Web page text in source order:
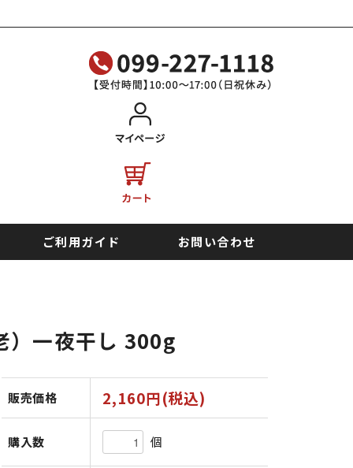
ご利用ガイド お問い合わせ
）一夜干し 300g
販売価格 2,160円(税込)
購入数 個